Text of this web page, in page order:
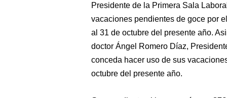
Presidente de la Primera Sala
vacaciones pendientes de goce por
al 31 de octubre del presente año.
doctor Ángel Romero Díaz,
conceda hacer uso de sus
octubre del presente año.